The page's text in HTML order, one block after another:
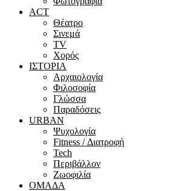
ACT
Θέατρο
Σινεμά
ΤV
Χορός
ΙΣΤΟΡΙΑ
Αρχαιολογία
Φιλοσοφία
Γλώσσα
Παραδόσεις
URBAN
Ψυχολογία
Fitness / Διατροφή
Tech
Περιβάλλον
Ζωοφιλία
ΟΜΑΔΑ